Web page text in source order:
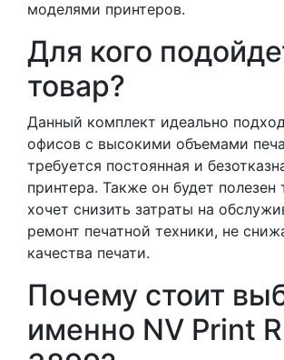
моделями принтеров.
Для кого
товар?
Данный комплект идеально
офисов с высокими объемами
требуется постоянная и
принтера. Также он будет полезен
хочет снизить затраты на
ремонт печатной техники, не
качества печати.
Почему стоит
именно NV Print